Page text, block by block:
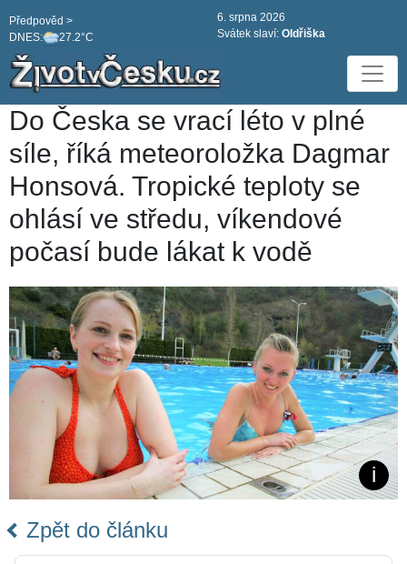
DNES: 27.2°C
Předpověd >
6. srpna 2026
Svátek slaví: Oldřiška
Do Česka se vrací léto v plné
síle, říká meteoroložka Dagmar
Honsová. Tropické teploty se
ohlásí ve středu, víkendové
počasí bude lákat k vodě
Zpět do článku